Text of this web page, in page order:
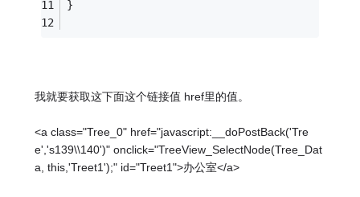
}
我就要获取这下面这个链接值 href里的值。
<a class="Tree_0" href="javascript:__doPostBack('Tre
e','s139\\140')" onclick="TreeView_SelectNode(Tree_Dat
a, this,'Treet1');" id="Treet1">办公室</a>